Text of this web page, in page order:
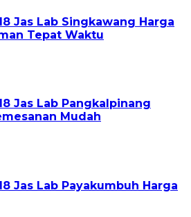
Jas Lab Singkawang Harga
Tepat Waktu
Jas Lab Pangkalpinang
Mudah
Jas Lab Payakumbuh Harga